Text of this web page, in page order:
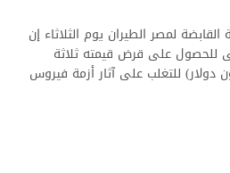
لمصر الطيران يوم الثلاثاء إن
للحصول على قرض قيمته ثلاثة
جنيه مصري (185 مليون دولار) للتغلب على آثار أزمة فيروس